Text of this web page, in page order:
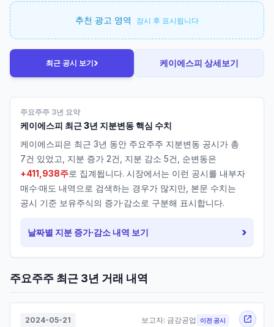
추천 광고 영역 잠시 후 표시됩니다
최근 공시 보기› 케이에스피 상세보기
주요주주 3년 요약
케이에스피 최근 3년 지분변동 핵심 수치
케이에스피은 최근 3년 동안 주요주주 지분변동 공시가 총
7건 있었고, 지분 증가 2건, 지분 감소 5건, 순변동은
+411,938주로 집계됩니다. 시장에서는 이런 공시를 내부자
매수·매도 내역으로 검색하는 경우가 많지만, 본문 수치는
공시 기준 보유주식의 증가·감소로 구분해 표시합니다.
날짜별 지분 증가·감소 내역 보기 ›
주요주주 최근 3년 거래 내역
2024-05-21 보고자: 금강공업 이전 공시